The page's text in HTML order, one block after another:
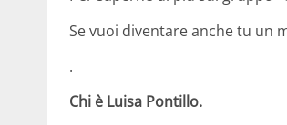
Se vuoi diventare anche tu un
.
Chi è Luisa Pontillo.